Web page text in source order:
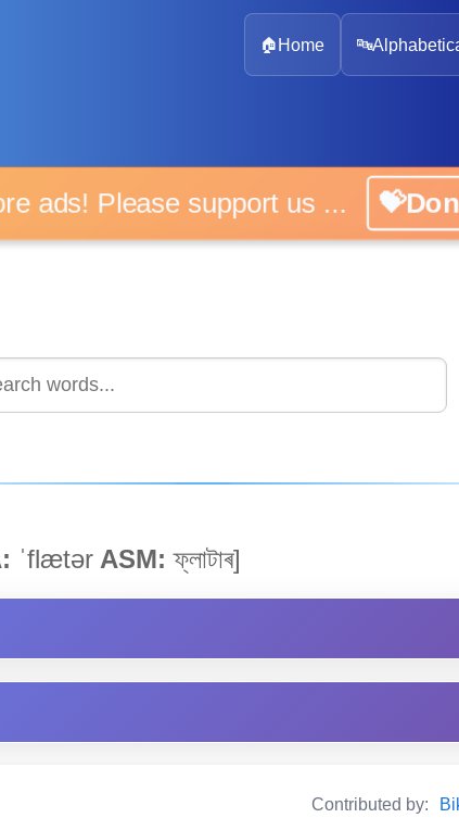
🏠 Home 🔤
ads! Please support us ...
ˈflætər ASM: ফ্লাটাৰ]
Contributed by: